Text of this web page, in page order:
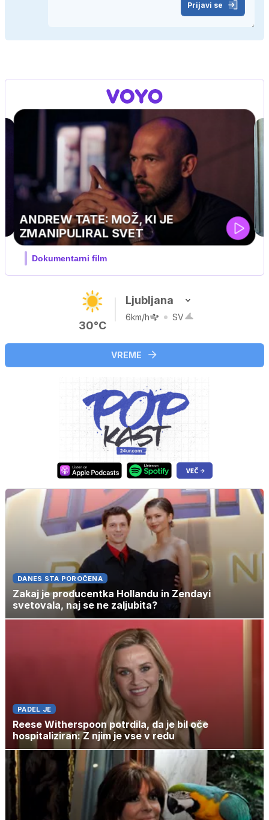
Prijavi se
30°C
Ljubljana
6km/h SV
VREME
DANES STA POROČENA
Zakaj je producentka Hollandu in Zendayi
svetovala, naj se ne zaljubita?
PADEL JE
Reese Witherspoon potrdila, da je bil oče
hospitaliziran: Z njim je vse v redu